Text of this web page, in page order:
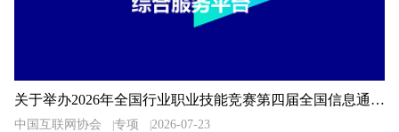
关于举办2026年全国行业职业技能竞赛第四届全国信息通信和互联网行业职业技能竞赛的通知
中国互联网协会 专项 2026-07-23